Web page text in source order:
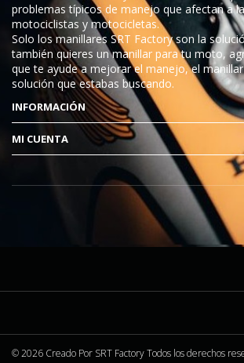
problemas típicos de manejo que afectan a
motociclistas y motocicletas.
Solo los manillares SRT Factory son la
también quieres un manillar para tu moto,
que te ayude a mejorar el manejo, el
solución que estabas buscando.
INFORMACIÓN
MI CUENTA
© 2026 Creado Por SRT FactoryTodos los derechos